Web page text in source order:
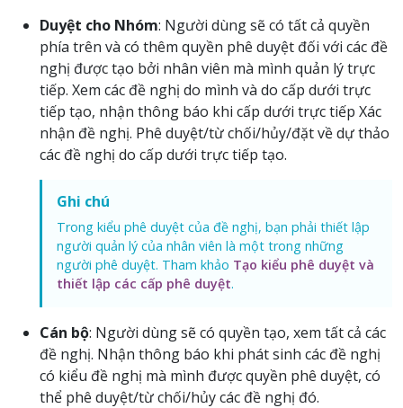
Duyệt cho Nhóm: Người dùng sẽ có tất cả quyền
phía trên và có thêm quyền phê duyệt đối với các đề
nghị được tạo bởi nhân viên mà mình quản lý trực
tiếp. Xem các đề nghị do mình và do cấp dưới trực
tiếp tạo, nhận thông báo khi cấp dưới trực tiếp Xác
nhận đề nghị. Phê duyệt/từ chối/hủy/đặt về dự thảo
các đề nghị do cấp dưới trực tiếp tạo.
Ghi chú
Trong kiểu phê duyệt của đề nghị, bạn phải thiết lập
người quản lý của nhân viên là một trong những
người phê duyệt. Tham khảo Tạo kiểu phê duyệt và
thiết lập các cấp phê duyệt.
Cán bộ: Người dùng sẽ có quyền tạo, xem tất cả các
đề nghị. Nhận thông báo khi phát sinh các đề nghị
có kiểu đề nghị mà mình được quyền phê duyệt, có
thể phê duyệt/từ chối/hủy các đề nghị đó.